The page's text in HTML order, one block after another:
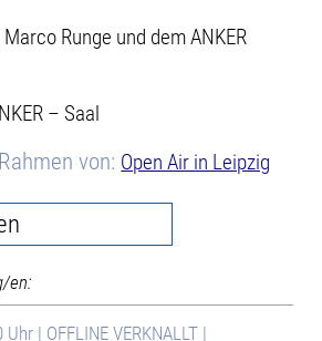
Runge und dem ANKER
– Saal
von: Open Air in Leipzig
en:
| OFFLINE VERKNALLT |